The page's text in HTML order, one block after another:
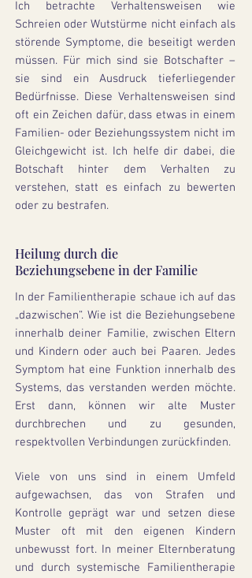
​Ich betrachte Verhaltensweisen wie
Schreien oder Wutstürme nicht einfach als
störende Symptome, die beseitigt werden
müssen. Für mich sind sie Botschafter –
sie sind ein Ausdruck tieferliegender
Bedürfnisse. Diese Verhaltensweisen sind
oft ein Zeichen dafür, dass etwas in einem
Familien- oder Beziehungssystem nicht im
Gleichgewicht ist. Ich helfe dir dabei, die
Botschaft hinter dem Verhalten zu
verstehen, statt es einfach zu bewerten
oder zu bestrafen.
Heilung durch die
Beziehungsebene in der Familie
In der Familientherapie schaue ich auf das
„dazwischen“. Wie ist die Beziehungsebene
innerhalb deiner Familie, zwischen Eltern
und Kindern oder auch bei Paaren. Jedes
Symptom hat eine Funktion innerhalb des
Systems, das verstanden werden möchte.
Erst dann, können wir alte Muster
durchbrechen und zu gesunden,
respektvollen Verbindungen zurückfinden.
Viele von uns sind in einem Umfeld
aufgewachsen, das von Strafen und
Kontrolle geprägt war und setzen diese
Muster oft mit den eigenen Kindern
unbewusst fort. In meiner Elternberatung
und durch systemische Familientherapie